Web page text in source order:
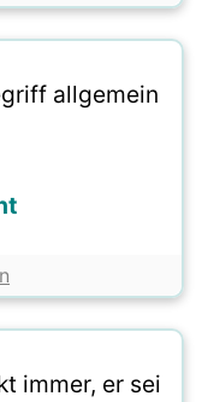
allgemein
immer, er sei